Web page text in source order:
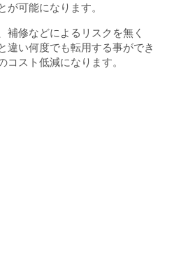
が可能になります。
補修などによるリスクを無く
違い何度でも転用する事ができ
コスト低減になります。